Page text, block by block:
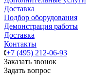
Доставка
Подбор оборудования
Демонстрация работы
Доставка
Контакты
+7 (495) 212-06-93
Заказать звонок
Задать вопрос